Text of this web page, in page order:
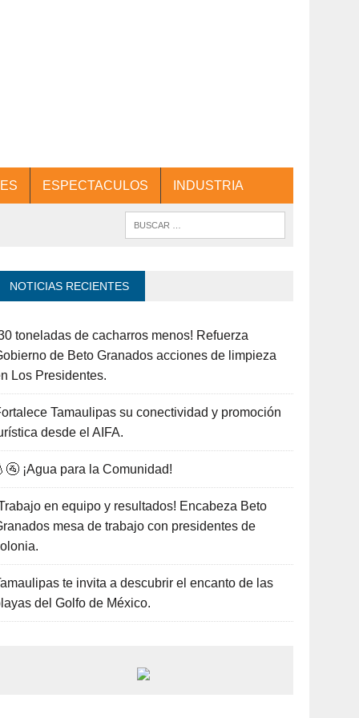
ESPECTACULOS INDUSTRIA
NOTICIAS RECIENTES
toneladas de cacharros menos! Refuerza
de Beto Granados acciones de limpieza
Los Presidentes.
Tamaulipas su conectividad y promoción
desde el AIFA.
¡Agua para la Comunidad!
en equipo y resultados! Encabeza Beto
mesa de trabajo con presidentes de
te invita a descubrir el encanto de las
del Golfo de México.